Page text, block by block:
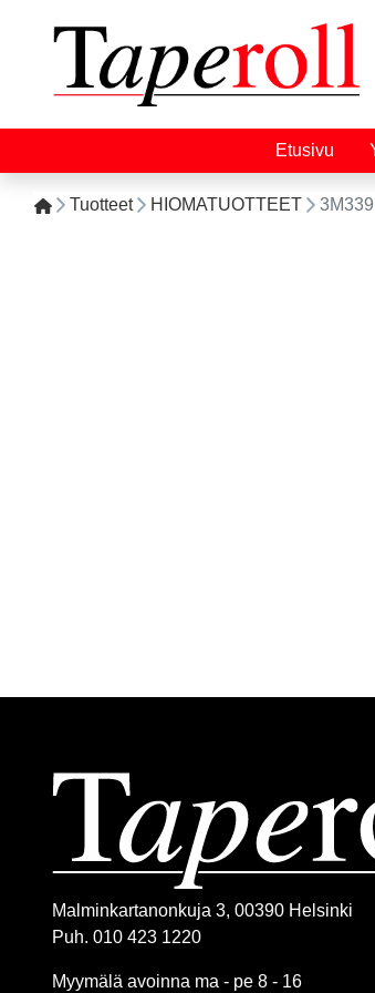
Etusivu
Tuotteet HIOMATUOTTEET
Malminkartanonkuja 3, 00390 Helsinki
Puh. 010 423 1220
Myymälä avoinna ma - pe 8 - 16